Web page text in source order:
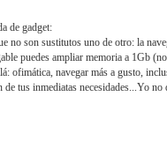
de gadget:
no son sustitutos uno de otro: la
puedes ampliar memoria a 1Gb
ofimática, navegar más a gusto,
tus inmediatas necesidades...Yo no